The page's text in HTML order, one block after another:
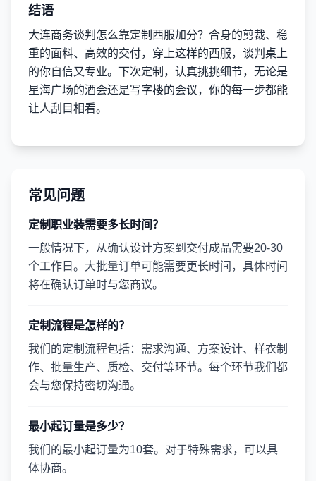
结语
大连商务谈判怎么靠定制西服加分？合身的剪裁、稳
重的面料、高效的交付，穿上这样的西服，谈判桌上
的你自信又专业。下次定制，认真挑挑细节，无论是
星海广场的酒会还是写字楼的会议，你的每一步都能
让人刮目相看。
常见问题
定制职业装需要多长时间？
一般情况下，从确认设计方案到交付成品需要20-30
个工作日。大批量订单可能需要更长时间，具体时间
将在确认订单时与您商议。
定制流程是怎样的？
我们的定制流程包括：需求沟通、方案设计、样衣制
作、批量生产、质检、交付等环节。每个环节我们都
会与您保持密切沟通。
最小起订量是多少？
我们的最小起订量为10套。对于特殊需求，可以具
体协商。